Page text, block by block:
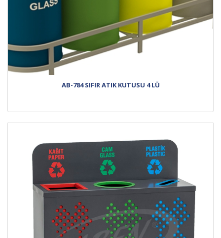
AB-784 SIFIR ATIK KUTUSU 4 LÜ